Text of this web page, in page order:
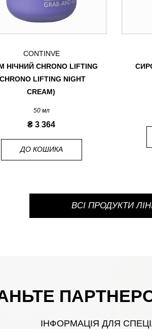
CONTINVE
НІЧНИЙ CHRONO LIFTING
LIFTING NIGHT
CREAM)
50 мл
₴ 3 364
ДО КОШИКА
ВСІ ПРОДУКТИ
ІНФОРМАЦІЯ ДЛЯ